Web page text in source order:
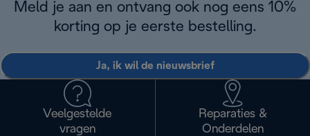
Meld je aan en ontvang ook nog eens 10%
korting op je eerste bestelling.
Ja, ik wil de nieuwsbrief
Veelgestelde
vragen
Reparaties &
Onderdelen